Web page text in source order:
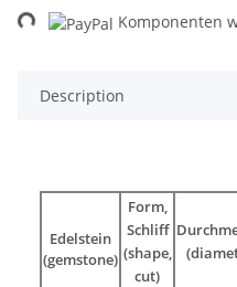
Komponenten
Description
Edelstein
(gemstone)
Form,
Schliff
(shape,
cut)